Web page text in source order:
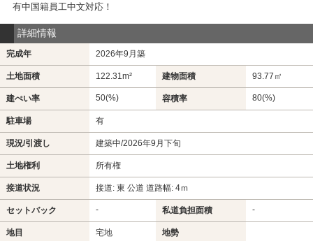
有中国籍員工中文対応！
詳細情報
完成年 2026年9月築
土地面積 122.31m² 建物面積 93.77㎡
建ぺい率 50(%) 容積率 80(%)
駐車場 有
現況/引渡し 建築中/2026年9月下旬
土地権利 所有権
接道状況 接道: 東 公道 道路幅: 4ｍ
セットバック - 私道負担面積 -
地目 宅地 地勢